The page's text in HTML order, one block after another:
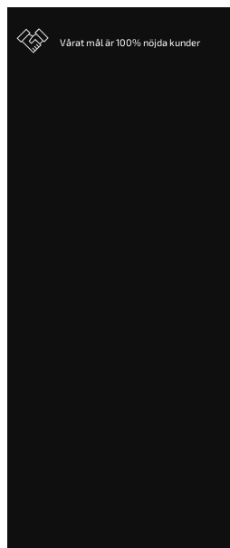
Vårat mål är 100% nöjda kunder